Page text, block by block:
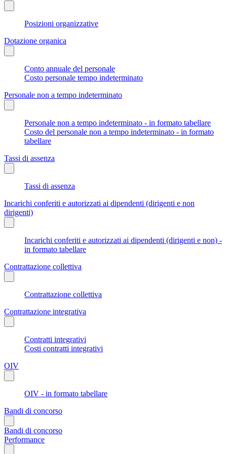
Posizioni organizzative
Dotazione organica
Conto annuale del personale
Costo personale tempo indeterminato
Personale non a tempo indeterminato
Personale non a tempo indeterminato - in formato tabellare
Costo del personale non a tempo indeterminato - in formato
tabellare
Tassi di assenza
Tassi di assenza
Incarichi conferiti e autorizzati ai dipendenti (dirigenti e non
dirigenti)
Incarichi conferiti e autorizzati ai dipendenti (dirigenti e non) -
in formato tabellare
Contrattazione collettiva
Contrattazione collettiva
Contrattazione integrativa
Contratti integrativi
Costi contratti integrativi
OIV
OIV - in formato tabellare
Bandi di concorso
Bandi di concorso
Performance